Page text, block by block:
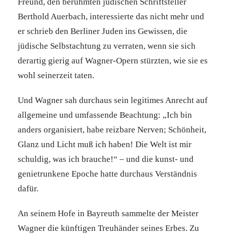
Berthold Auerbach, interessierte das nicht mehr und
er schrieb den Berliner Juden ins Gewissen, die
jüdische Selbstachtung zu verraten, wenn sie sich
derartig gierig auf Wagner-Opern stürzten, wie sie es
wohl seinerzeit taten.
Und Wagner sah durchaus sein legitimes Anrecht auf
allgemeine und umfassende Beachtung: „Ich bin
anders organisiert, habe reizbare Nerven; Schönheit,
Glanz und Licht muß ich haben! Die Welt ist mir
schuldig, was ich brauche!“ – und die kunst- und
genietrunkene Epoche hatte durchaus Verständnis
dafür.
An seinem Hofe in Bayreuth sammelte der Meister
Wagner die künftigen Treuhänder seines Erbes. Zu